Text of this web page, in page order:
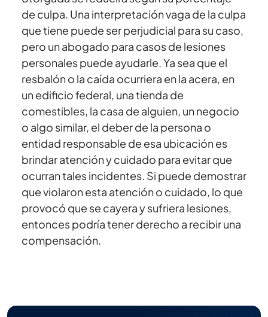
de culpa. Una interpretación vaga de la culpa
que tiene puede ser perjudicial para su caso,
pero un abogado para casos de lesiones
personales puede ayudarle. Ya sea que el
resbalón o la caída ocurriera en la acera, en
un edificio federal, una tienda de
comestibles, la casa de alguien, un negocio
o algo similar, el deber de la persona o
entidad responsable de esa ubicación es
brindar atención y cuidado para evitar que
ocurran tales incidentes. Si puede demostrar
que violaron esta atención o cuidado, lo que
provocó que se cayera y sufriera lesiones,
entonces podría tener derecho a recibir una
compensación.